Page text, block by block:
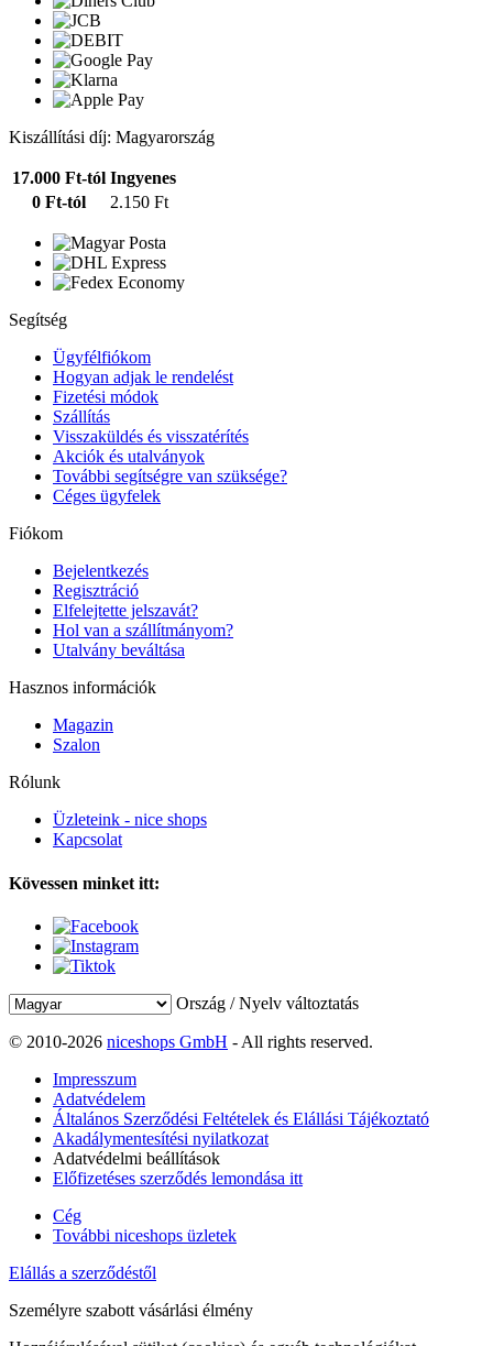
Kiszállítási díj: Magyarország
17.000 Ft-tól Ingyenes
0 Ft-tól
2.150 Ft
Segítség
Ügyfélfiókom
Hogyan adjak le rendelést
Fizetési módok
Szállítás
Visszaküldés és visszatérítés
Akciók és utalványok
További segítségre van szüksége?
Céges ügyfelek
Fiókom
Bejelentkezés
Regisztráció
Elfelejtette jelszavát?
Hol van a szállítmányom?
Utalvány beváltása
Hasznos információk
Magazin
Szalon
Rólunk
Üzleteink - nice shops
Kapcsolat
Kövessen minket itt:
Ország / Nyelv változtatás
© 2010-2026 niceshops GmbH - All rights reserved.
Impresszum
Adatvédelem
Általános Szerződési Feltételek és Elállási Tájékoztató
Akadálymentesítési nyilatkozat
Adatvédelmi beállítások
Előfizetéses szerződés lemondása itt
Cég
További niceshops üzletek
Elállás a szerződéstől
Személyre szabott vásárlási élmény